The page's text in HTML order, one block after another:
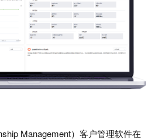
Management）客户管理软件在